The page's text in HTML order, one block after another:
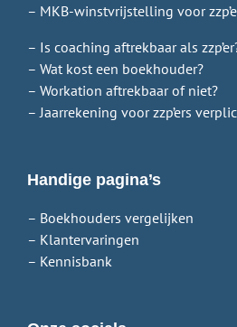
– MKB-winstvrijstelling voor
– Is coaching aftrekbaar als
– Wat kost een boekhouder?
– Workation aftrekbaar of niet?
– Jaarrekening voor zzp’ers
Handige pagina’s
– Boekhouders vergelijken
– Klantervaringen
– Kennisbank